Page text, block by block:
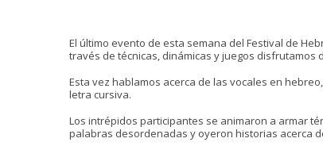
El último evento de esta semana del Festival de
través de técnicas, dinámicas y juegos
Esta vez hablamos acerca de las vocales en
letra cursiva.
Los intrépidos participantes se animaron a armar
palabras desordenadas y oyeron historias acerca